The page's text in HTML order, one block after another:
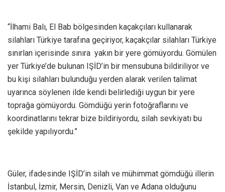
“İlhami Balı, El Bab bölgesinden kaçakçıları kullanarak
silahları Türkiye tarafına geçiriyor, kaçakçılar silahları Türkiye
sınırlan içerisinde sınıra yakın bir yere gömüyordu. Gömülen
yer Türkiye’de bulunan IŞİD’in bir mensubuna bildiriliyor ve
bu kişi silahları bulunduğu yerden alarak verilen talimat
uyarınca söylenen ilde kendi belirlediği uygun bir yere
toprağa gömüyordu. Gömdüğü yerin fotoğraflarını ve
koordinatlarını tekrar bize bildiriyordu, silah sevkiyatı bu
şekilde yapılıyordu.”
Güler, ifadesinde IŞİD’in silah ve mühimmat gömdüğü illerin
İstanbul, İzmir, Mersin, Denizli, Van ve Adana olduğunu